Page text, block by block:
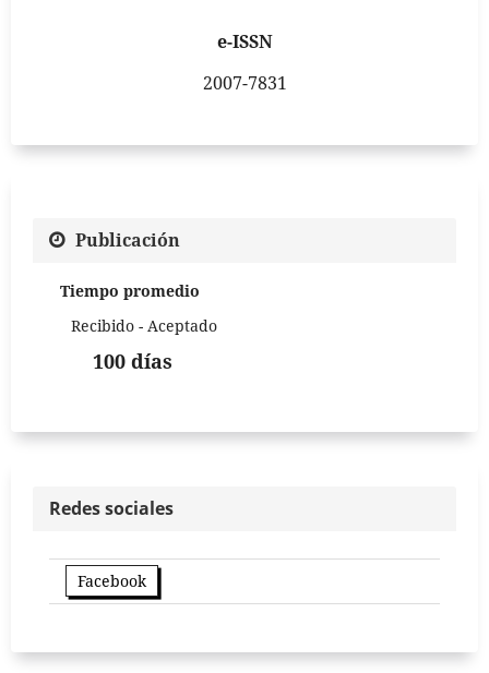
e-ISSN
2007-7831
Publicación
Tiempo promedio
Recibido - Aceptado
100 días
Redes sociales
Facebook